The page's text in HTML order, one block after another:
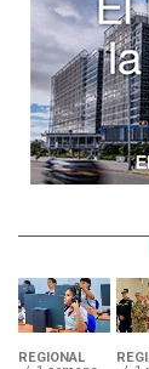
REGIONAL